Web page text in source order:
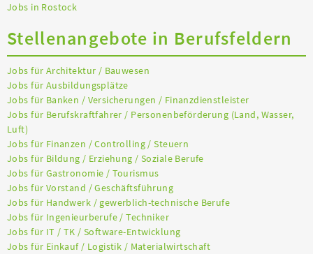
Jobs in Rostock
Stellenangebote in Berufsfeldern
Jobs für Architektur / Bauwesen
Jobs für Ausbildungsplätze
Jobs für Banken / Versicherungen / Finanzdienstleister
Jobs für Berufskraftfahrer / Personenbeförderung (Land, Wasser,
Luft)
Jobs für Finanzen / Controlling / Steuern
Jobs für Bildung / Erziehung / Soziale Berufe
Jobs für Gastronomie / Tourismus
Jobs für Vorstand / Geschäftsführung
Jobs für Handwerk / gewerblich-technische Berufe
Jobs für Ingenieurberufe / Techniker
Jobs für IT / TK / Software-Entwicklung
Jobs für Einkauf / Logistik / Materialwirtschaft